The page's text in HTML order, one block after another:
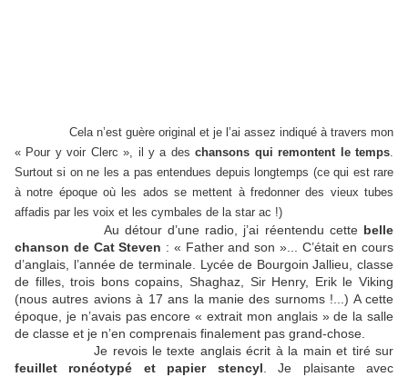
Cela n’est guère original et je l’ai assez indiqué à travers mon
« Pour y voir Clerc », il y a deschansons qui remontent le temps.
Surtout si on ne les a pas entendues depuis longtemps (ce qui est rare
à notre époque où les ados se mettent à fredonner des vieux tubes
affadis par les voix et les cymbales de la star ac !)
Au détour d’une radio, j’ai réentendu cette belle
chanson de Cat Steven : « Father and son »... C’était en cours
d’anglais, l’année de terminale. Lycée de Bourgoin Jallieu, classe
de filles, trois bons copains, Shaghaz, Sir Henry, Erik le Viking
(nous autres avions à 17 ans la manie des surnoms !...) A cette
époque, je n’avais pas encore « extrait mon anglais » de la salle
de classe et je n’en comprenais finalement pas grand-chose.
Je revois le texte anglais écrit à la main et tiré sur
feuillet ronéotypé et papier stencyl . Je plaisante avec